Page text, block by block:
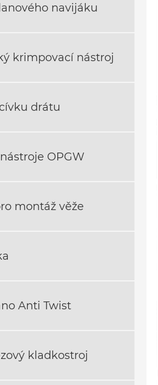
navijáku
krimpovací nástroj
drátu
OPGW
montáž věže
Anti Twist
kladkostroj